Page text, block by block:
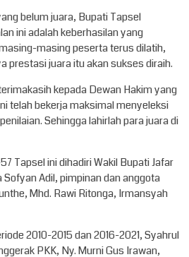
belum juara, Bupati Tapsel
ini adalah keberhasilan yang
masing peserta terus dilatih,
prestasi juara itu akan sukses diraih.
kepada Dewan Hakim yang
telah bekerja maksimal menyeleksi
Sehingga lahirlah para juara di
Tapsel ini dihadiri Wakil Bupati Jafar
Adil, pimpinan dan anggota
Mhd. Rawi Ritonga, Irmansyah
2010-2015 dan 2016-2021, Syahrul
PKK, Ny. Murni Gus Irawan,